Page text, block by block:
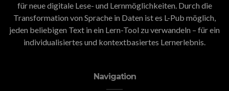
für neue digitale Lese- und Lernmöglichkeiten. Durch die
Transformation von Sprache in Daten ist es L-Pub möglich,
jeden beliebigen Text in ein Lern-Tool zu verwandeln – für ein
individualisiertes und kontextbasiertes Lernerlebnis.
Navigation